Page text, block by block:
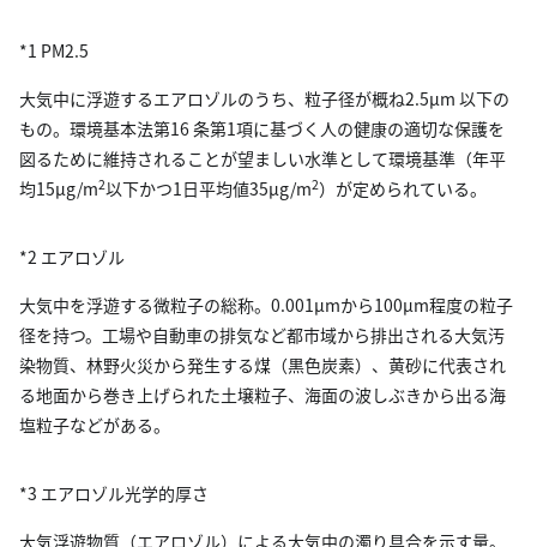
*1 PM2.5
大気中に浮遊するエアロゾルのうち、粒子径が概ね2.5µm 以下の
もの。環境基本法第16 条第1項に基づく人の健康の適切な保護を
図るために維持されることが望ましい水準として環境基準（年平
均15µg/m2以下かつ1日平均値35µg/m2）が定められている。
*2 エアロゾル
大気中を浮遊する微粒子の総称。0.001µmから100µm程度の粒子
径を持つ。工場や自動車の排気など都市域から排出される大気汚
染物質、林野火災から発生する煤（黒色炭素）、黄砂に代表され
る地面から巻き上げられた土壌粒子、海面の波しぶきから出る海
塩粒子などがある。
*3 エアロゾル光学的厚さ
大気浮遊物質（エアロゾル）による大気中の濁り具合を示す量。